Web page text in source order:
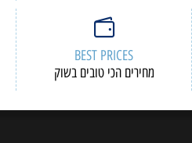
BEST PRICES
מחירים הכי טובים בשוק